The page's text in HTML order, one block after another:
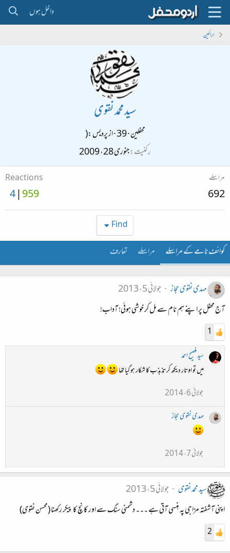
داخل ہوں
اراکین
سید محمد نقوی
محفلین·
39
·ازپردیس :(
رکنیت جنوری 28، 2009
مراسلے
692
Reactions
959
4
Find
کوائف نامے کے مراسلے مراسلے تعارف
مہدی نقوی حجاز
جولائی 5، 2013
آج محفل پر اپنے ہم نام سے مل کر خوشی ہوئی! آداب!
1
سید فصیح احمد
میں تو اوتار دیکھ کر تذبذب کا شکار ہو گیا تھا
جولائی 6، 2014
مہدی نقوی حجاز
جولائی 7، 2014
سید محمد نقوی
جولائی 5، 2013
اپنی آشفتہ مزاجی پہ ہنسی آتی ہے ۔۔۔ دشمنی سنگ سے اور کانچ کا پیکر رکھنا (محسن نقوی)
2